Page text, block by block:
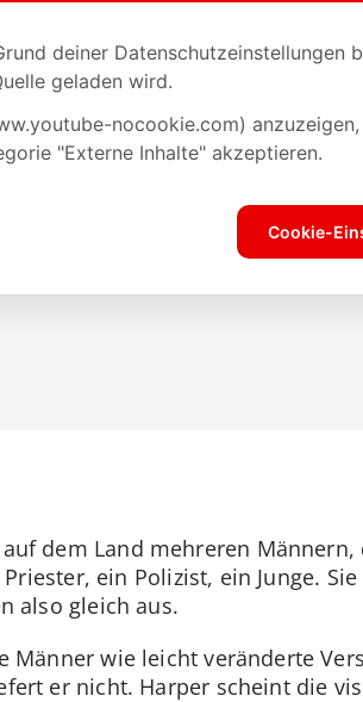
dem Land mehreren
ein Polizist, ein Junge.
also gleich aus.
wie leicht veränderte
er nicht. Harper scheint die